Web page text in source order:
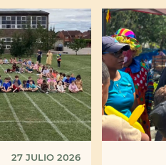
27 JULIO 2026